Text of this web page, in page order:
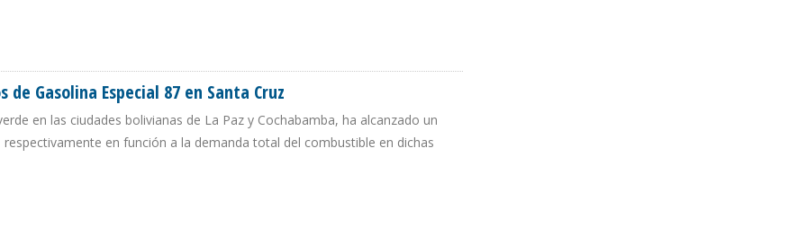
Gasolina Especial 87 en Santa Cruz
en las ciudades bolivianas de La Paz y Cochabamba, ha alcanzado un
en función a la demanda total del combustible en dichas